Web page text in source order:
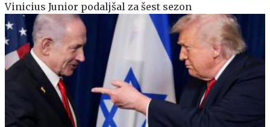
Vinicius Junior podaljšal za šest sezon